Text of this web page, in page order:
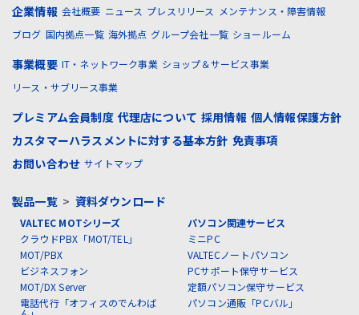
企業情報 会社概要 ニュース プレスリリース
メンテナンス・障害情報
ブログ 国内拠点一覧 海外拠点 グループ会社一覧 ショールーム
事業概要 IT・ネットワーク事業 ショップ＆サービス事業
リース・サブリース事業
プレミアム会員制度 代理店について 採用情報 個人情報保護方針
カスタマーハラスメントに対する基本方針 免責事項
お問い合わせ サイトマップ
製品一覧> 資料ダウンロード
VALTEC MOTシリーズ
クラウドPBX「MOT/TEL」
MOT/PBX
ビジネスフォン
MOT/DX Server
電話代行「オフィスのでんわば
パソコン関連サービス
ミニPC
VALTECノートパソコン
PCサポート保守サービス
定額パソコン保守サービス
パソコン通販「PCバル」